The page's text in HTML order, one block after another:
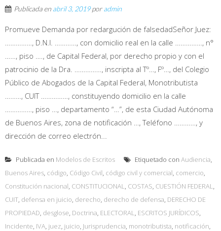
Publicada en abril 3, 2019poradmin
Promueve Demanda por redargución de falsedadSeñor Juez:
……………, D.N.I. …………, con domicilio real en la calle ……………, n°
……, piso …., de Capital Federal, por derecho propio y con el
patrocinio de la Dra. ……………, inscripta al Tº…, Fº…, del Colegio
Público de Abogados de la Capital Federal, Monotributista
………, CUIT ……………, constituyendo domicilio en la calle
……………, piso …, departamento “…”, de esta Ciudad Autónoma
de Buenos Aires, zona de notificación …, Teléfono …………, y
dirección de correo electrón...
Publicada en Modelos de Escritos Etiquetado con Audiencia,
Buenos Aires, código, Código Civil, código civil y comercial, comercio,
Constitución nacional, CONSTITUCIONAL, COSTAS, CUESTIÓN FEDERAL,
CUIT, defensa en juicio, derecho, derecho de defensa, DERECHO DE
PROPIEDAD, desglose, Doctrina, ELECTORAL, ESCRITOS JURÍDICOS,
Incidente, IVA, juez, juicio, Jurisprudencia, monotributista, notificación,